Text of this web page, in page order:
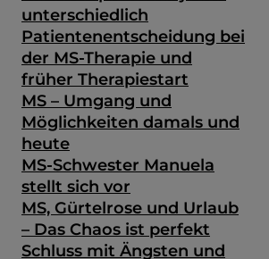
unterschiedlich
Patientenentscheidung bei
der MS-Therapie und
früher Therapiestart
MS – Umgang und
Möglichkeiten damals und
heute
MS-Schwester Manuela
stellt sich vor
MS, Gürtelrose und Urlaub
– Das Chaos ist perfekt
Schluss mit Ängsten und